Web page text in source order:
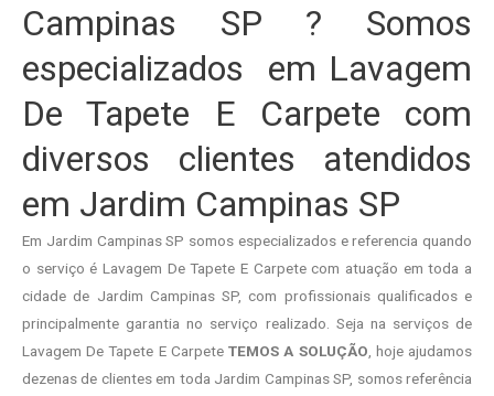
Campinas SP ? Somos
especializados em Lavagem
De Tapete E Carpete com
diversos clientes atendidos
em Jardim Campinas SP
Em Jardim Campinas SP somos especializados e referencia quando
o serviço é Lavagem De Tapete E Carpete com atuação em toda a
cidade de Jardim Campinas SP, com profissionais qualificados e
principalmente garantia no serviço realizado. Seja na serviços de
Lavagem De Tapete E CarpeteTEMOS A SOLUÇÃO , hoje ajudamos
dezenas de clientes em toda Jardim Campinas SP, somos referência